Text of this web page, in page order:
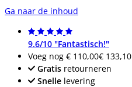
Ga naar de inhoud
9.6/10 "Fantastisch!"
Voeg nog € 110,00€ 133,10
Gratis retourneren
Snelle levering